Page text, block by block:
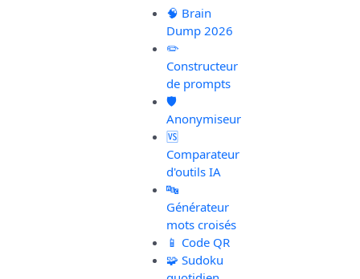
🧠 Brain
Dump 2026
✏️
Constructeur
de prompts
🛡️
Anonymiseur
🆚
Comparateur
d'outils IA
🔤
Générateur
mots croisés
📱 Code QR
🧩 Sudoku